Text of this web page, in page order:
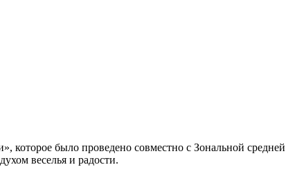
которое было проведено совместно с Зональной средней
веселья и радости.